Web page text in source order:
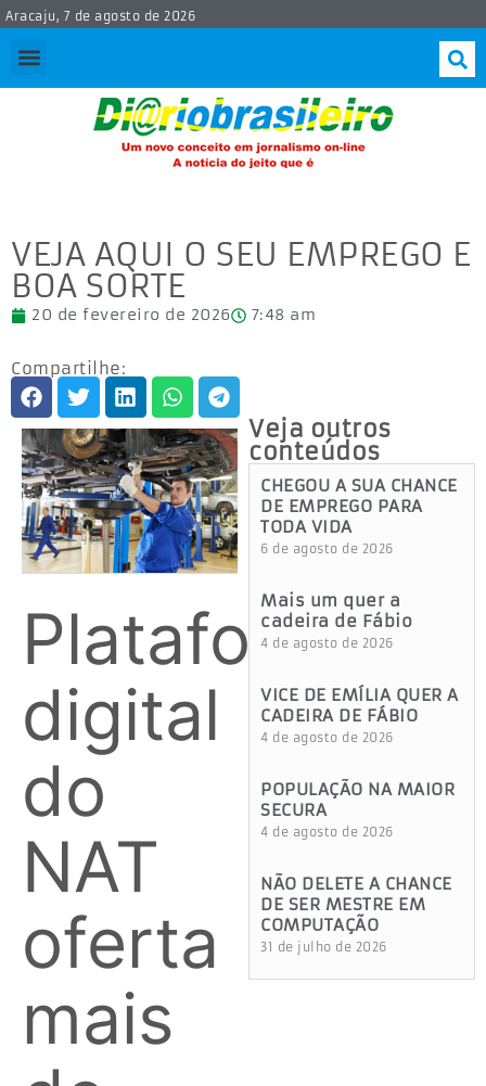
Aracaju, 7 de agosto de 2026
VEJA AQUI O SEU EMPREGO E
BOA SORTE
20 de fevereiro de 2026 7:48 am
Compartilhe:
Plataforma
digital
do
NAT
oferta
mais
Veja outros
conteúdos
CHEGOU A SUA CHANCE
DE EMPREGO PARA
TODA VIDA
6 de agosto de 2026
Mais um quer a
cadeira de Fábio
4 de agosto de 2026
VICE DE EMÍLIA QUER A
CADEIRA DE FÁBIO
4 de agosto de 2026
POPULAÇÃO NA MAIOR
SECURA
4 de agosto de 2026
NÃO DELETE A CHANCE
DE SER MESTRE EM
COMPUTAÇÃO
31 de julho de 2026